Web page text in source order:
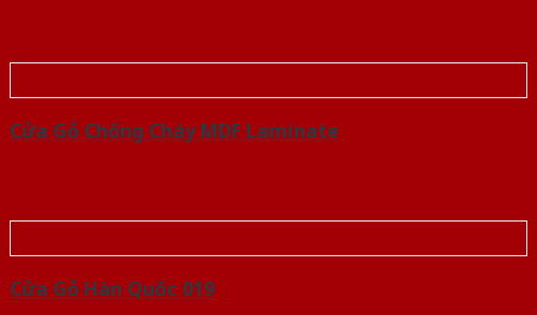
Cửa Gỗ Chống Cháy MDF Laminate
Cửa Gỗ Hàn Quốc 019